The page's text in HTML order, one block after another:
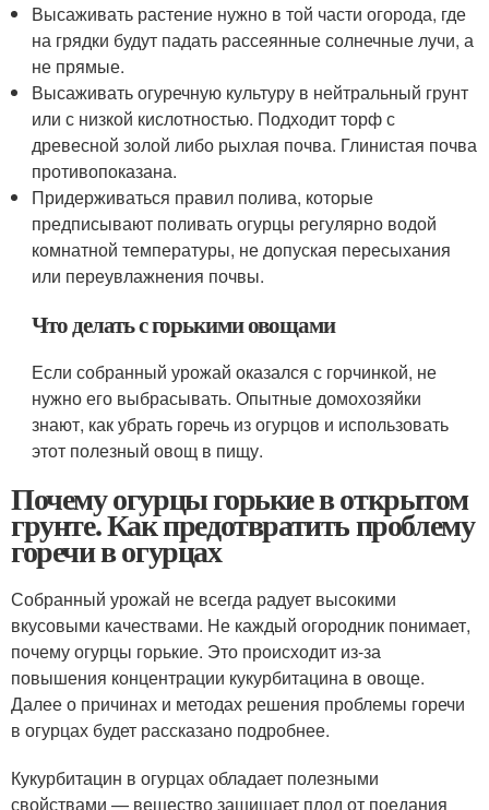
Высаживать растение нужно в той части огорода, где
на грядки будут падать рассеянные солнечные лучи, а
не прямые.
Высаживать огуречную культуру в нейтральный грунт
или с низкой кислотностью. Подходит торф с
древесной золой либо рыхлая почва. Глинистая почва
противопоказана.
Придерживаться правил полива, которые
предписывают поливать огурцы регулярно водой
комнатной температуры, не допуская пересыхания
или переувлажнения почвы.
Что делать с горькими овощами
Если собранный урожай оказался с горчинкой, не
нужно его выбрасывать. Опытные домохозяйки
знают, как убрать горечь из огурцов и использовать
этот полезный овощ в пищу.
Почему огурцы горькие в открытом
грунте. Как предотвратить проблему
горечи в огурцах
Собранный урожай не всегда радует высокими
вкусовыми качествами. Не каждый огородник понимает,
почему огурцы горькие. Это происходит из-за
повышения концентрации кукурбитацина в овоще.
Далее о причинах и методах решения проблемы горечи
в огурцах будет рассказано подробнее.
Кукурбитацин в огурцах обладает полезными
свойствами — вещество защищает плод от поедания